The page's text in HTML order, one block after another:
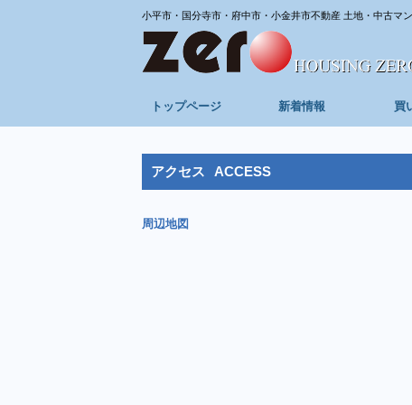
小平市・国分寺市・府中市・小金井市不動産 土地・中古マ
アクセス ACCESS
周辺地図
トップページ 新着情報 買